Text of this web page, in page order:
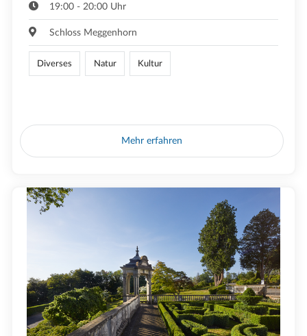
19:00 - 20:00 Uhr
Schloss Meggenhorn
Diverses Natur Kultur
Mehr erfahren